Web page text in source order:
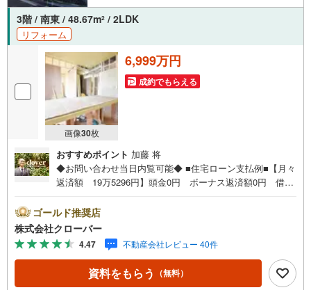
3階 / 南東 / 48.67m2 / 2LDK
リフォーム
画像30枚
6,999万円
成約でもらえる
おすすめポイント 加藤 将
◆お問い合わせ当日内覧可能◆ ■住宅ローン支払例■【月々
返済額 19万5296円】頭金0円 ボーナス返済額0円 借入
●住宅ローン、諸費用ローンお気軽にご相談下さい！文京区
西方に佇むヴィラロイヤル文京西片。ペット2匹飼育可能。
都営三田線「春日」駅徒歩7分、丸の内線・南北線「後楽
園」駅徒歩10分等複数駅路線が利用可能な利便性の良い立
地が魅力です。西片の高台に位置し周辺は閑静な住宅街。
建物は1971年に飛鳥建設によって建築されたSRC造10階建
ゴールド推奨店
株式会社クローバー
4.47 不動産会社レビュー 40件
資料をもらう （無料）